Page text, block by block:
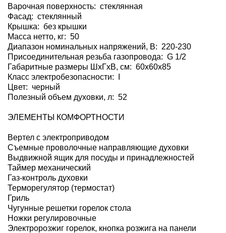
Варочная поверхность: стеклянная
Фасад: стеклянный
Крышка: без крышки
Масса нетто, кг: 50
Диапазон номинальных напряжений, В: 220-230
Присоединительная резьба газопровода: G 1/2
Габаритные размеры ШхГхВ, см: 60x60x85
Класс электробезопасности: I
Цвет: черный
Полезный объем духовки, л: 52
ЭЛЕМЕНТЫ КОМФОРТНОСТИ
Вертел с электроприводом
Съемные проволочные направляющие духовки
Выдвижной ящик для посуды и принадлежностей
Таймер механический
Газ-контроль духовки
Терморегулятор (термостат)
Гриль
Чугунные решетки горелок стола
Ножки регулировочные
Электророзжиг горелок, кнопка розжига на панели